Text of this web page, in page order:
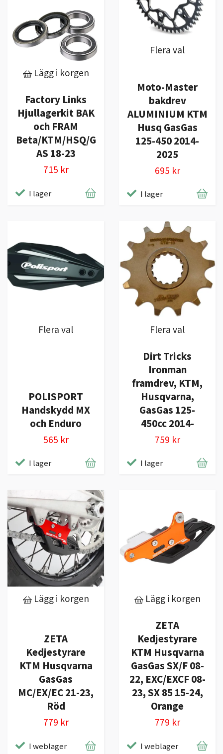
Lägg i korgen
Factory Links
Hjullagerkit BAK
och FRAM
Beta/KTM/HSQ/G
AS 18-23
715 kr
I lager
Flera val
Moto-Master
bakdrev
ALUMINIUM KTM
Husq GasGas
125-450 2014-
2025
695 kr
I lager
Flera val
POLISPORT
Handskydd MX
och Enduro
565 kr
I lager
Flera val
Dirt Tricks
Ironman
framdrev, KTM,
Husqvarna,
GasGas 125-
450cc 2014-
759 kr
I lager
Lägg i korgen
ZETA
Kedjestyrare
KTM Husqvarna
GasGas
MC/EX/EC 21-23,
Röd
779 kr
I weblager
Lägg i korgen
ZETA
Kedjestyrare
KTM Husqvarna
GasGas SX/F 08-
22, EXC/EXCF 08-
23, SX 85 15-24,
Orange
779 kr
I weblager